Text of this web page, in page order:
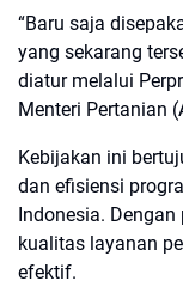
“Baru saja
yang sekarang
diatur melalui
Menteri Pertanian
Kebijakan ini
dan efisiensi
Indonesia.
kualitas layanan
efektif.